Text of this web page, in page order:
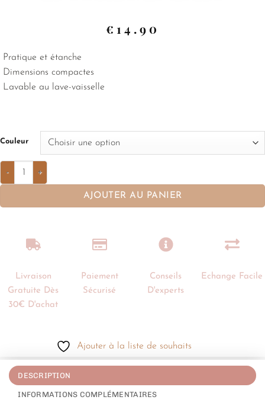
€ 14.90
Pratique et étanche
Dimensions compactes
Lavable au lave-vaisselle
Couleur
AJOUTER AU PANIER
Livraison
Gratuite Dès
30€ D'achat
Paiement
Sécurisé
Conseils
D'experts
Echange Facile
Ajouter à la liste de souhaits
DESCRIPTION
INFORMATIONS COMPLÉMENTAIRES